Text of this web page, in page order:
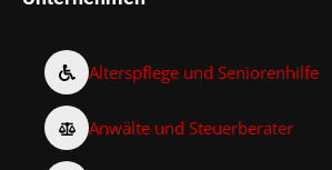
Alterspflege und Seniorenhilfe
Anwälte und Steuerberater